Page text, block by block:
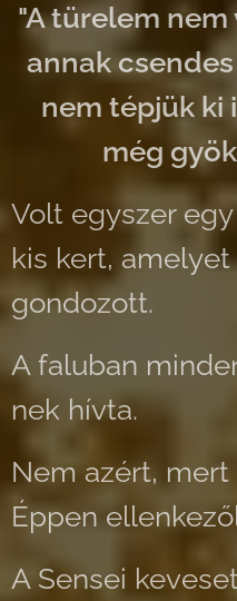
"A türelem nem
annak
nem tépjük ki
még
Volt egyszer
kis kert,
gondozott.
A faluban
nek hívta.
Nem azért,
Éppen
A Sensei